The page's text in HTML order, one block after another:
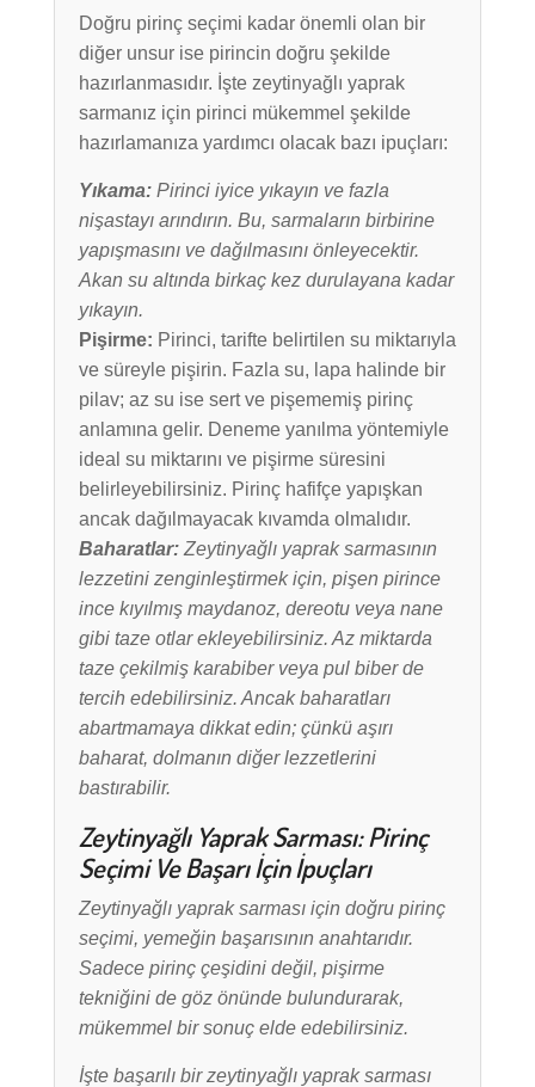
Doğru pirinç seçimi kadar önemli olan bir
diğer unsur ise pirincin doğru şekilde
hazırlanmasıdır. İşte zeytinyağlı yaprak
sarmanız için pirinci mükemmel şekilde
hazırlamanıza yardımcı olacak bazı ipuçları:
Yıkama:Pirinci iyice yıkayın ve fazla
nişastayı arındırın. Bu, sarmaların birbirine
yapışmasını ve dağılmasını önleyecektir.
Akan su altında birkaç kez durulayana kadar
yıkayın.
Pişirme: Pirinci, tarifte belirtilen su miktarıyla
ve süreyle pişirin. Fazla su, lapa halinde bir
pilav; az su ise sert ve pişememiş pirinç
anlamına gelir. Deneme yanılma yöntemiyle
ideal su miktarını ve pişirme süresini
belirleyebilirsiniz. Pirinç hafifçe yapışkan
ancak dağılmayacak kıvamda olmalıdır.
Baharatlar:Zeytinyağlı yaprak sarmasının
lezzetini zenginleştirmek için, pişen pirince
ince kıyılmış maydanoz, dereotu veya nane
gibi taze otlar ekleyebilirsiniz. Az miktarda
taze çekilmiş karabiber veya pul biber de
tercih edebilirsiniz. Ancak baharatları
abartmamaya dikkat edin; çünkü aşırı
baharat, dolmanın diğer lezzetlerini
bastırabilir.
Zeytinyağlı Yaprak Sarması: Pirinç
Seçimi Ve Başarı İçin İpuçları
Zeytinyağlı yaprak sarması için doğru pirinç
seçimi, yemeğin başarısının anahtarıdır.
Sadece pirinç çeşidini değil, pişirme
tekniğini de göz önünde bulundurarak,
mükemmel bir sonuç elde edebilirsiniz.
İşte başarılı bir zeytinyağlı yaprak sarması